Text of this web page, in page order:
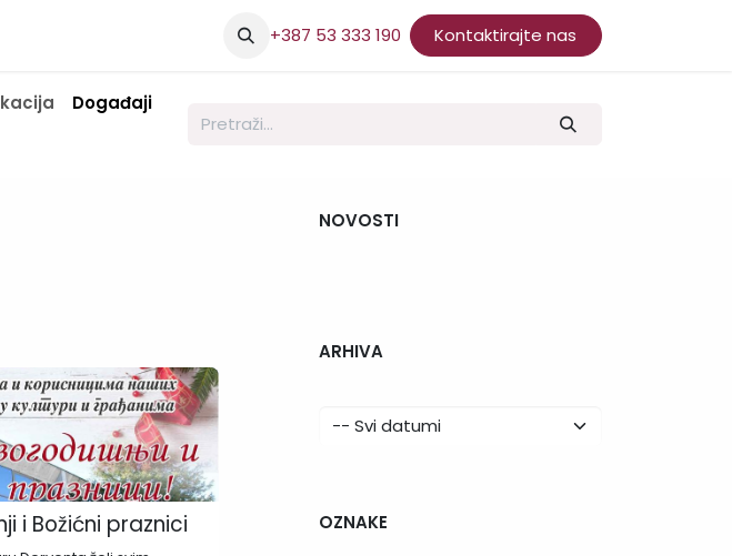
+387 53 333 190 Kontaktirajte nas
Događaji
i Božićni praznici
NOVOSTI
ARHIVA
OZNAKE